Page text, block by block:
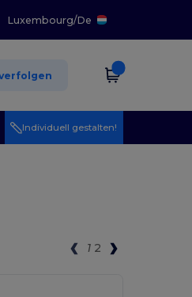
Luxembourg/De
Individuell gestalten!
1 2